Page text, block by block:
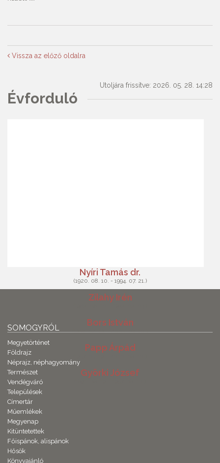
Vissza az előző oldalra
Utoljára frissítve: 2026. 05. 28. 14:28
Évforduló
Nyíri Tamás dr.
(1920. 08. 10. - 1994. 07. 21.)
Zilahy Irén
Bors István
(1938. 02. 19. - 2003. 08. 10.)
Papp Árpád
Györki József
SOMOGYRÓL
Megyetörténet
Földrajz
Néprajz, néphagyomány
Természet
Vendégváró
Települések
Címertár
Műemlékek
Megyenap
Kitüntetettek
Főispánok, alispánok
Hősök
Könyvajánló